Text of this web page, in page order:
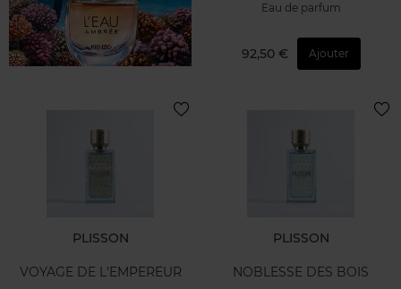
Eau de parfum
92,50 € Ajouter
PLISSON
VOYAGE DE L'EMPEREUR
PLISSON
NOBLESSE DES BOIS